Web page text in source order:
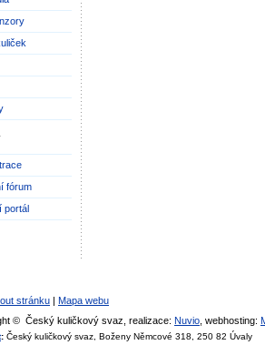
fórum
portál
stránku | Mapa webu
© Český kuličkový svaz, realizace: Nuvio , webhosting:
: Český kuličkový svaz, Boženy Němcové 318, 250 82 Úvaly